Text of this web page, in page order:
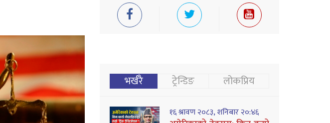
भर्खरै ट्रेन्डिङ लोकप्रिय
१६ श्रावण २०८३, शनिबार २०:४६